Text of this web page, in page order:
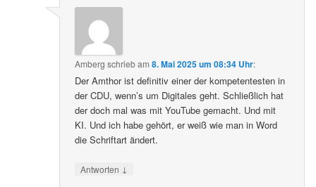
Amberg schriebam8. Mai 2025 um 08:34 Uhr:
Der Amthor ist definitiv einer der kompetentesten in
der CDU, wenn’s um Digitales geht. Schließlich hat
der doch mal was mit YouTube gemacht. Und mit
KI. Und ich habe gehört, er weiß wie man in Word
die Schriftart ändert.
Antworten ↓